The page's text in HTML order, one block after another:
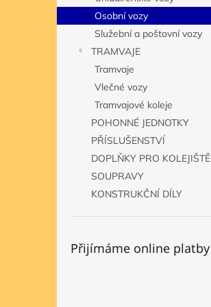
n
e
Osobní vozy
Služební a poštovní vozy
TRAMVAJE
Tramvaje
Vlečné vozy
Tramvajové koleje
POHONNÉ JEDNOTKY
PŘÍSLUŠENSTVÍ
DOPLŇKY PRO KOLEJIŠTĚ
SOUPRAVY
KONSTRUKČNÍ DÍLY
Přijímáme online platby